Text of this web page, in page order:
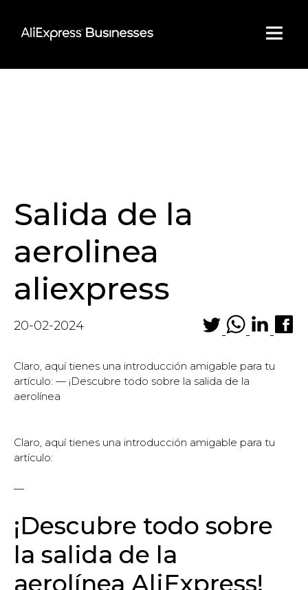
content
Salida de la
aerolinea
aliexpress
20-02-2024
Claro, aquí tienes una introducción amigable para tu
artículo: — ¡Descubre todo sobre la salida de la
aerolínea
Claro, aquí tienes una introducción amigable para tu
artículo:
—
¡Descubre todo sobre
la salida de la
aerolínea AliExpress!